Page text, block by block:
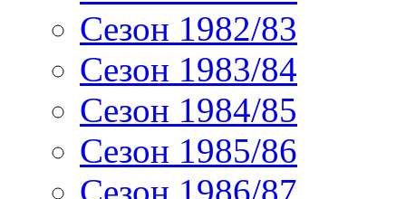
Сезон 1982/83
Сезон 1983/84
Сезон 1984/85
Сезон 1985/86